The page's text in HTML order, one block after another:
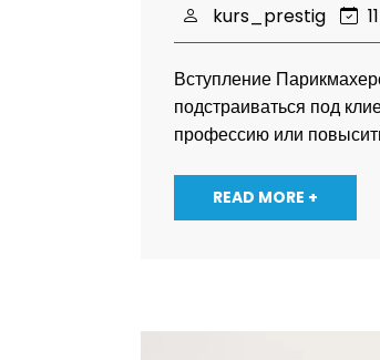
kurs_prestig
Вступление
подстраиваться под
профессию или
READ MORE +